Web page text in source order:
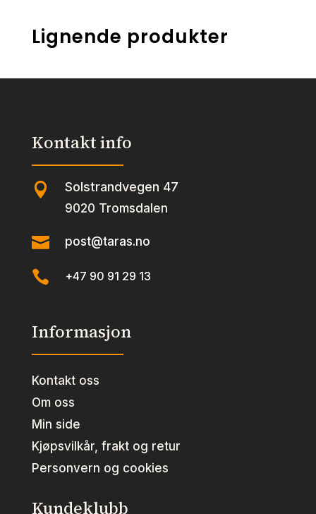
Lignende produkter
Kontakt info
 Solstrandvegen 47
9020 Tromsdalen
 post@taras.no
 +47 90 91 29 13
Informasjon
Kontakt oss
Om oss
Min side
Kjøpsvilkår, frakt og retur
Personvern og cookies
Kundeklubb